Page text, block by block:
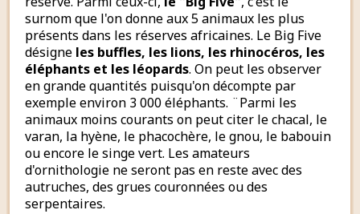
surnom que l'on donne aux 5 animaux les plus
présents dans les réserves africaines. Le Big Five
désigne les buffles, les lions, les rhinocéros, les
éléphants et les léopards. On peut les observer
en grande quantités puisqu'on décompte par
exemple environ 3 000 éléphants. ¨Parmi les
animaux moins courants on peut citer le chacal, le
varan, la hyène, le phacochère, le gnou, le babouin
ou encore le singe vert. Les amateurs
d'ornithologie ne seront pas en reste avec des
autruches, des grues couronnées ou des
serpentaires.